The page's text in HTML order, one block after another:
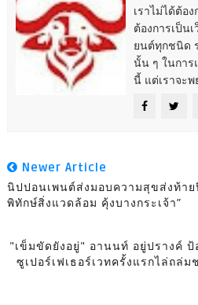
เราไม่ได้ต้อ
ต้องการเป็น
ยนต์ทุกชนิด
นั้น ๆ ในการ
นี้ แต่เราจะพ
Newer Article
นิปปอนเพนต์ส่งมอบความสุขส่งท้าย
พิทักษ์สิ่งแวดล้อม คุ้งบางกระเจ้า”
"เข็มขัดยังอยู่" อานนท์ อยู่ปรางค์
ซูเปอร์เฟเธอร์เวทครั้งแรกไล่ถล่